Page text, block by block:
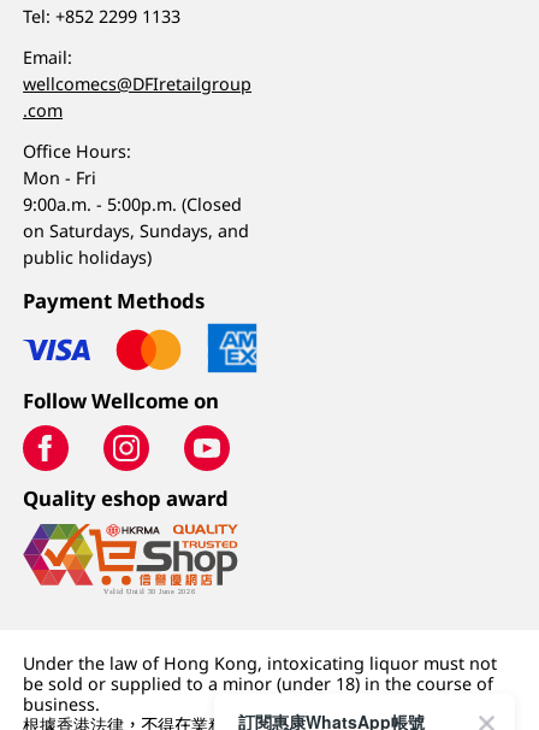
Tel:+852 2299 1133
Email:
wellcomecs@DFIretailgroup
.com
Office Hours:
Mon - Fri
9:00a.m. - 5:00p.m. (Closed
on Saturdays, Sundays, and
public holidays)
Payment Methods
Follow Wellcome on
Quality eshop award
Under the law of Hong Kong, intoxicating liquor must not
be sold or supplied to a minor (under 18) in the course of
business.
根據香港法律，不得在業務過程中，向未成年人 (18 歲以下人士)
訂閱惠康WhatsApp帳號